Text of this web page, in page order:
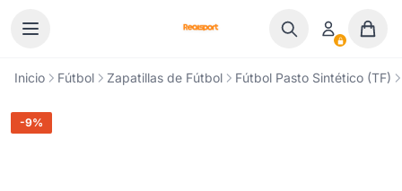
Inicio Fútbol Zapatillas de Fútbol Fútbol Pasto Sintético (TF)
-9%